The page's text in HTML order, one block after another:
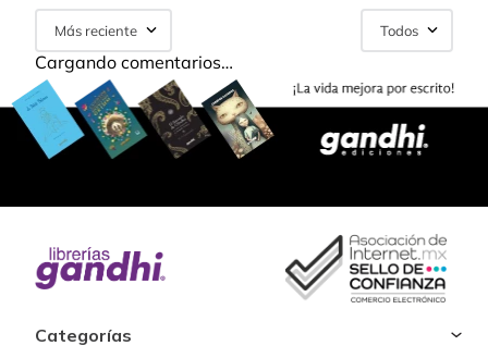
Más reciente Todos
Cargando comentarios…
Categorías